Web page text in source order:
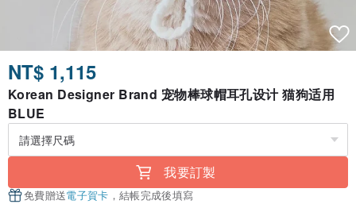
NT$ 1,115
Korean Designer Brand 宠物棒球帽耳孔设计 猫狗适用
BLUE
我要訂製
免費贈送電子賀卡 ，結帳完成後填寫